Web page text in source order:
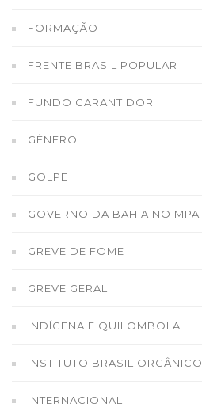
FORMAÇÃO
FRENTE BRASIL POPULAR
FUNDO GARANTIDOR
GÊNERO
GOLPE
GOVERNO DA BAHIA NO MPA
GREVE DE FOME
GREVE GERAL
INDÍGENA E QUILOMBOLA
INSTITUTO BRASIL ORGÂNICO
INTERNACIONAL